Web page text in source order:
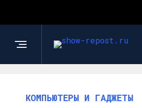
КОМПЬЮТЕРЫ И ГАДЖЕТЫ